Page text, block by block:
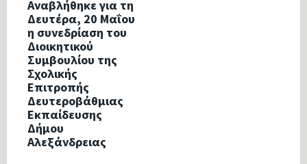
Αναβλήθηκε για τη
Δευτέρα, 20 Μαΐου
η συνεδρίαση του
Διοικητικού
Συμβουλίου της
Σχολικής
Επιτροπής
Δευτεροβάθμιας
Εκπαίδευσης
Δήμου
Αλεξάνδρειας